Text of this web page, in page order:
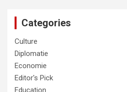
Categories
Culture
Diplomatie
Economie
Editor's Pick
Education